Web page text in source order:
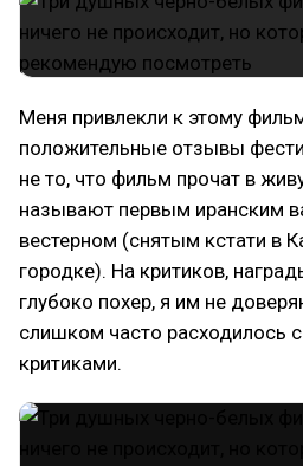
Меня привлекли к этому
положительные отзывы
не то, что фильм прочат в
называют первым иранским
вестерном (снятым кстати в
городке). На критиков,
глубоко похер, я им не
слишком часто расходилось
критиками.